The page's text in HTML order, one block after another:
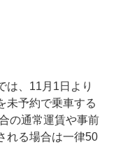
は、11月1日より
未予約で乗車する
の通常運賃や事前
れる場合は一律50